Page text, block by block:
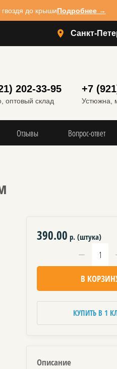
до крышиПодробнее →
Санкт-
202-33-95
оптовый склад
+7
Устюжна,
Отзывы Вопрос-ответ
390.00 р. (штука)
−
В
КУПИТЬ В 1
Описание